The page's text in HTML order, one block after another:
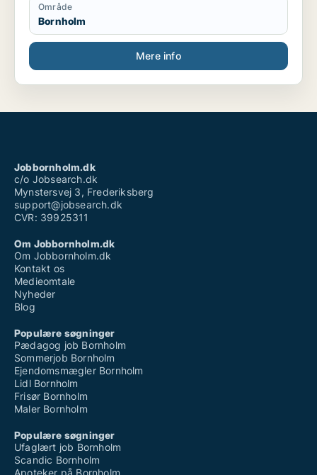
Område
Bornholm
Mere info
Jobbornholm.dk
c/o Jobsearch.dk
Mynstersvej 3, Frederiksberg
support@jobsearch.dk
CVR: 39925311
Om Jobbornholm.dk
Om Jobbornholm.dk
Kontakt os
Medieomtale
Nyheder
Blog
Populære søgninger
Pædagog job Bornholm
Sommerjob Bornholm
Ejendomsmægler Bornholm
Lidl Bornholm
Frisør Bornholm
Maler Bornholm
Populære søgninger
Ufaglært job Bornholm
Scandic Bornholm
Apoteker på Bornholm